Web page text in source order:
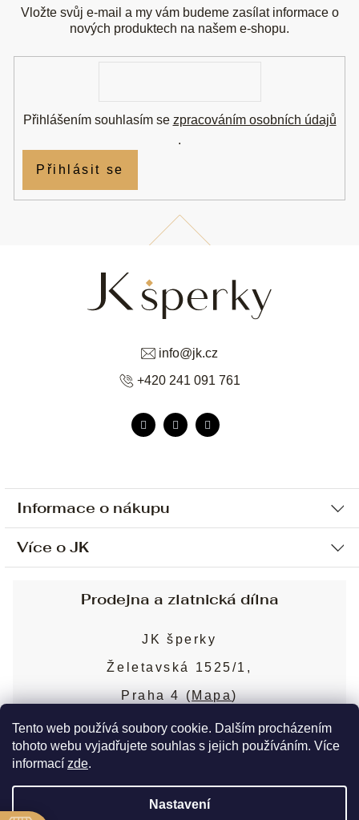
Tento web používá soubory cookie. Dalším procházením
tohoto webu vyjadřujete souhlas s jejich používáním. Více
informací zde.
Nastavení
Informace o nákupu
Ochrana osobních údajů
Sjednání osobní schůzky
Obchodní podmínky
Puncovní značky
Více o JK
Blog
Nejčastější dotazy
info@jk.cz
+420 241 091 761
Vložte svůj e-mail a my vám budeme zasílat informace o
nových produktech na našem e-shopu.
Přihlášením souhlasím se zpracováním osobních údajů
.
Přihlásit se
Prodejna a zlatnická dílna
JK šperky
Želetavská 1525/1,
Praha 4 ( Mapa)
Více o prodejně
Copyright 2026JK šperky. Všechna práva
vyhrazena. Upravit nastavení cookies